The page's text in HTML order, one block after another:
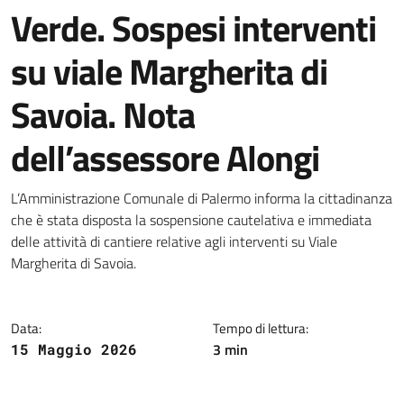
Verde. Sospesi interventi
su viale Margherita di
Savoia. Nota
dell’assessore Alongi
Dettagli della notizia
L’Amministrazione Comunale di Palermo informa la cittadinanza
che è stata disposta la sospensione cautelativa e immediata
delle attività di cantiere relative agli interventi su Viale
Margherita di Savoia.
Data:
15 Maggio 2026
Tempo di lettura:
3 min